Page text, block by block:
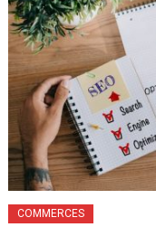
COMMERCES